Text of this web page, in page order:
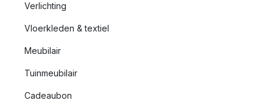
Verlichting
Vloerkleden & textiel
Meubilair
Tuinmeubilair
Cadeaubon